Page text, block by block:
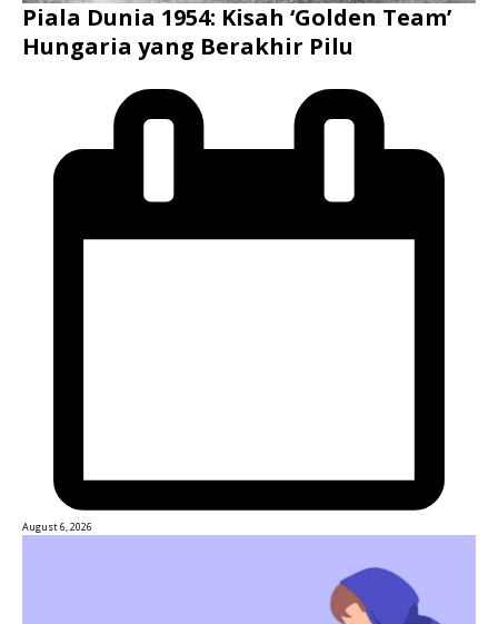
Piala Dunia 1954: Kisah ‘Golden Team’
Hungaria yang Berakhir Pilu
August 6, 2026